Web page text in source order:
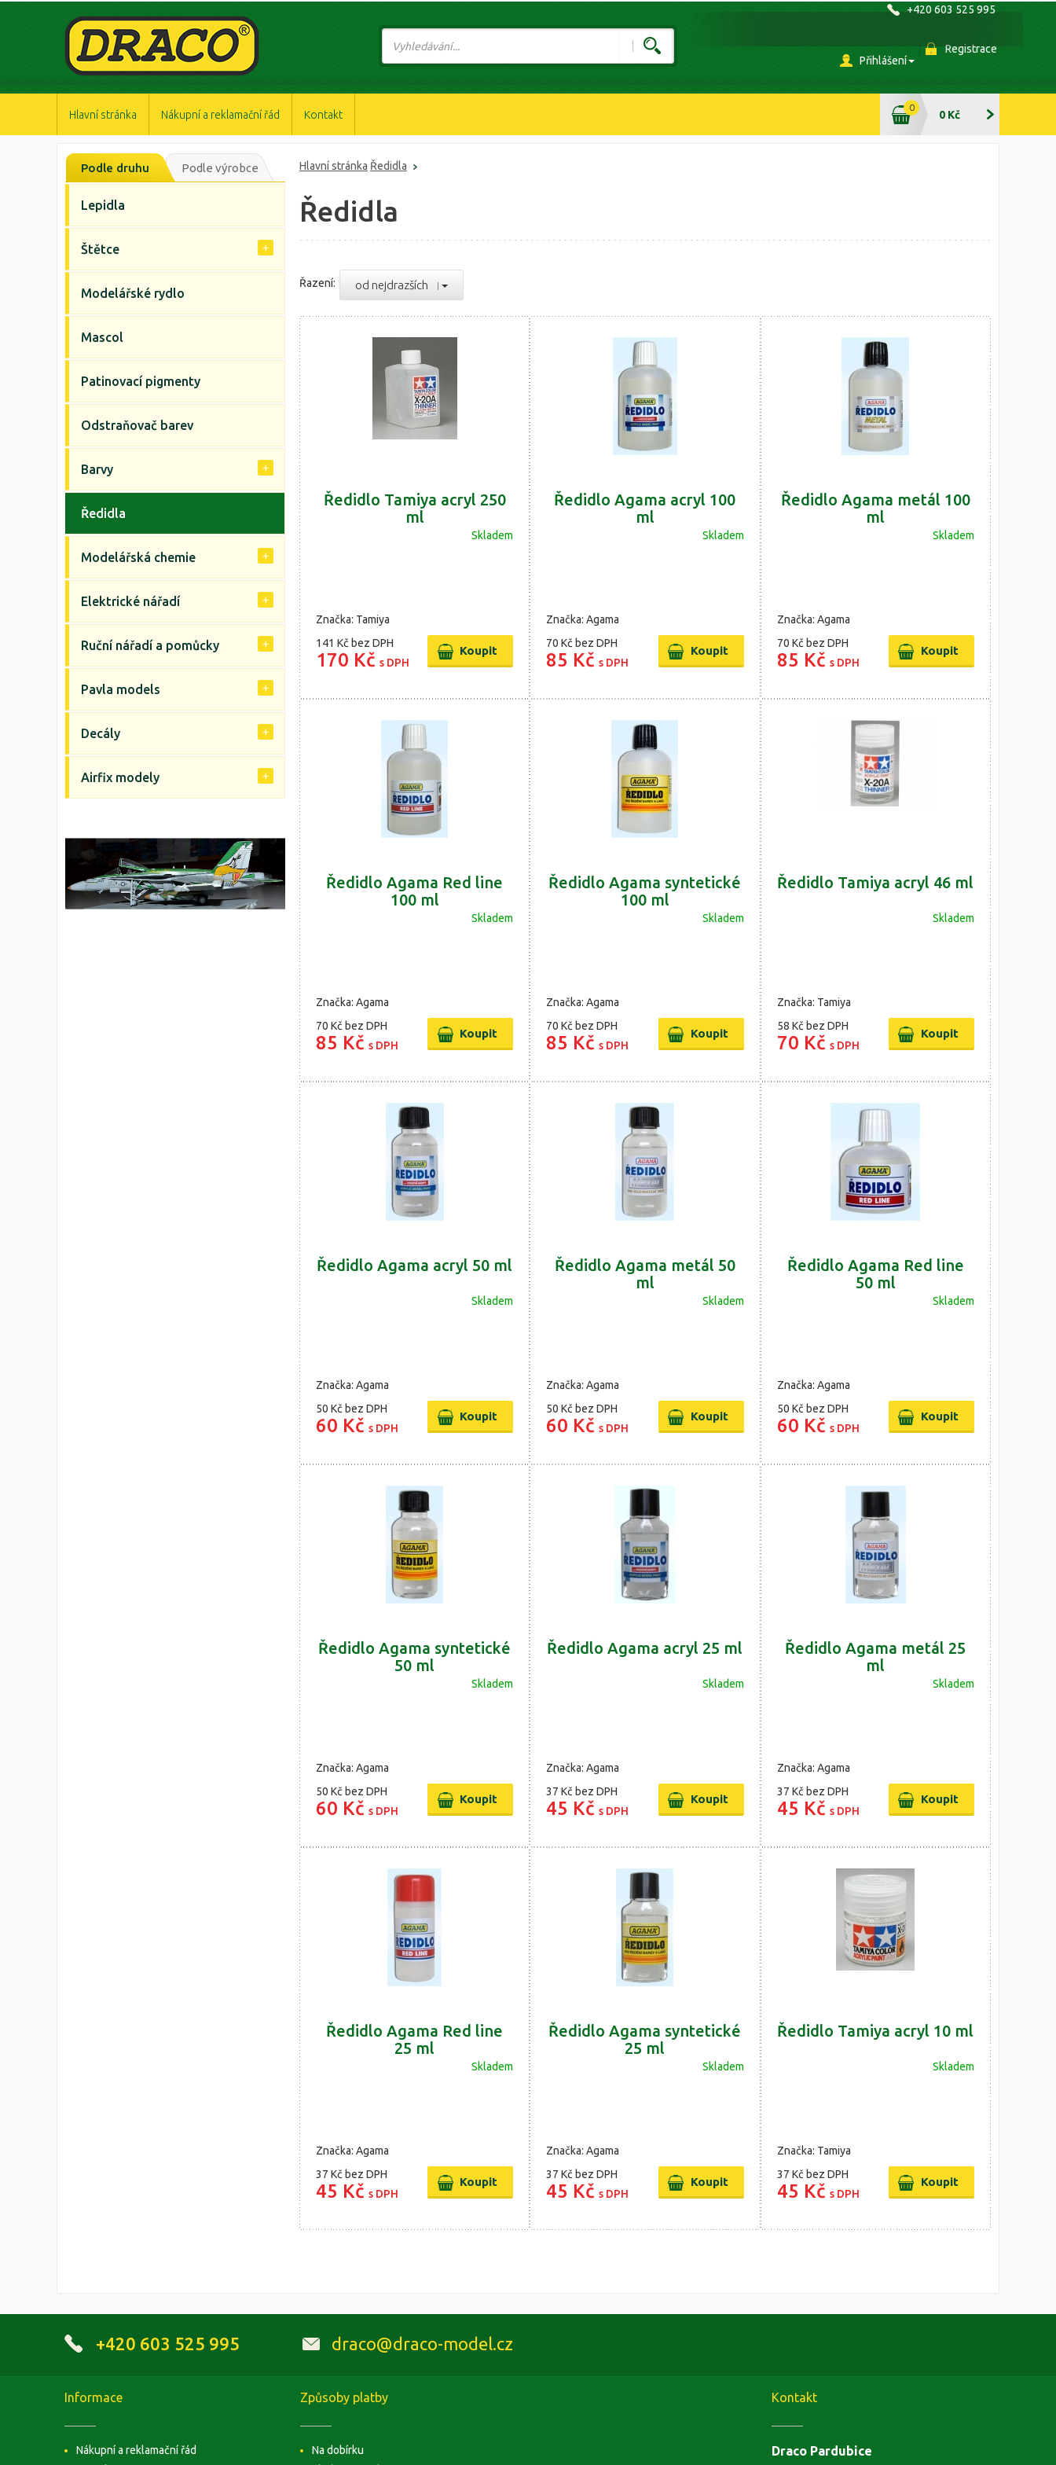
+420 603 525 995
Přihlášení
Registrace
Hlavní stránka Nákupní a reklamační řád Kontakt
0
0 Kč
Hlavní stránka Ředidla
Ředidla
Řazení: od nejdrazších
Ředidlo Tamiya acryl 250
ml
Skladem
Značka: Tamiya
141 Kč bez DPH
170 Kč s DPH
Ředidlo Agama acryl 100
ml
Skladem
Značka: Agama
70 Kč bez DPH
85 Kčs DPH
Ředidlo Agama metál 100
ml
Skladem
Značka: Agama
70 Kč bez DPH
85 Kč s DPH
Ředidlo Agama Red line
100 ml
Skladem
Značka: Agama
70 Kč bez DPH
85 Kč s DPH
Ředidlo Agama syntetické
100 ml
Skladem
Značka: Agama
70 Kč bez DPH
85 Kčs DPH
Ředidlo Tamiya acryl 46 ml
Skladem
Značka: Tamiya
58 Kč bez DPH
70 Kč s DPH
Ředidlo Agama acryl 50 ml
Skladem
Značka: Agama
50 Kč bez DPH
60 Kč s DPH
Ředidlo Agama metál 50
ml
Skladem
Značka: Agama
50 Kč bez DPH
60 Kčs DPH
Ředidlo Agama Red line
50 ml
Skladem
Značka: Agama
50 Kč bez DPH
60 Kč s DPH
Ředidlo Agama syntetické
50 ml
Skladem
Značka: Agama
50 Kč bez DPH
60 Kč s DPH
Ředidlo Agama acryl 25 ml
Skladem
Značka: Agama
37 Kč bez DPH
45 Kčs DPH
Ředidlo Agama metál 25
ml
Skladem
Značka: Agama
37 Kč bez DPH
45 Kč s DPH
Ředidlo Agama Red line
25 ml
Skladem
Značka: Agama
37 Kč bez DPH
45 Kč s DPH
Ředidlo Agama syntetické
25 ml
Skladem
Značka: Agama
37 Kč bez DPH
45 Kčs DPH
Ředidlo Tamiya acryl 10 ml
Skladem
Značka: Tamiya
37 Kč bez DPH
45 Kč s DPH
Podle druhu Podle výrobce
Lepidla
Štětce
Modelářské rydlo
Mascol
Patinovací pigmenty
Odstraňovač barev
Barvy
Ředidla
Modelářská chemie
Elektrické nářadí
Ruční nářadí a pomůcky
Pavla models
Decály
Airfix modely
+420 603 525 995 draco@draco-model.cz
Informace
Nákupní a reklamační řád
Způsoby platby
Na dobírku
Kontakt
Draco Pardubice